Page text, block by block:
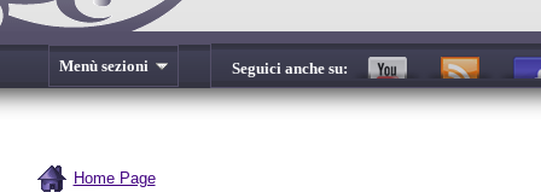
Menù sezioni Seguici anche su:
Home Page